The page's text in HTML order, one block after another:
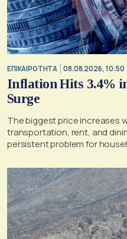
ΕΠΙΚΑΙΡΟΤΗΤΑ 08.08.2026, 10:50
Inflation Hits 3.4%
Surge
The biggest price increases
transportation, rent, and
persistent problem for